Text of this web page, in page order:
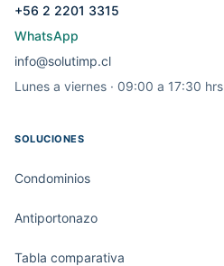
+56 2 2201 3315
WhatsApp
info@solutimp.cl
Lunes a viernes · 09:00 a 17:30 hrs
SOLUCIONES
Condominios
Antiportonazo
Tabla comparativa